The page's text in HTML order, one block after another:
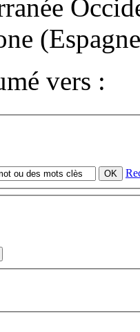
vers :